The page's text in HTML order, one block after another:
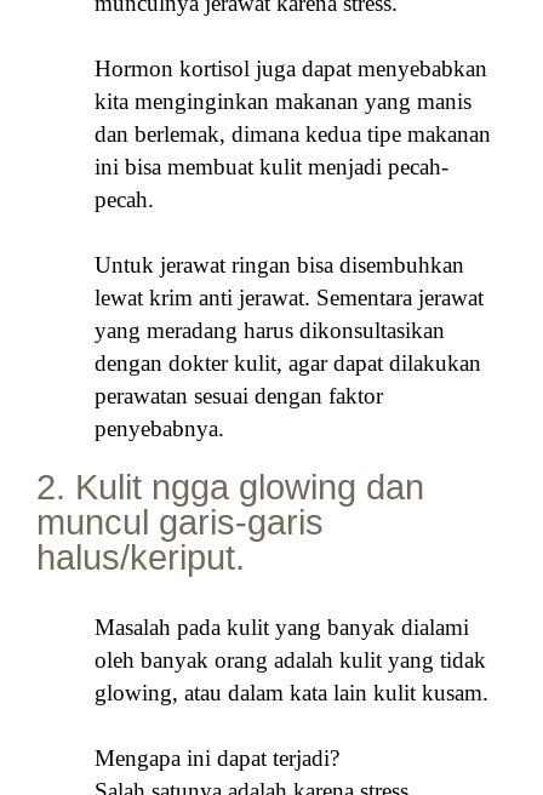
Hormon kortisol juga dapat menyebabkan
kita menginginkan makanan yang manis
dan berlemak, dimana kedua tipe makanan
ini bisa membuat kulit menjadi pecah-
pecah.
Untuk jerawat ringan bisa disembuhkan
lewat krim anti jerawat. Sementara jerawat
yang meradang harus dikonsultasikan
dengan dokter kulit, agar dapat dilakukan
perawatan sesuai dengan faktor
penyebabnya.
2. Kulit ngga glowing dan
muncul garis-garis
halus/keriput.
Masalah pada kulit yang banyak dialami
oleh banyak orang adalah kulit yang tidak
glowing, atau dalam kata lain kulit kusam.
Mengapa ini dapat terjadi?